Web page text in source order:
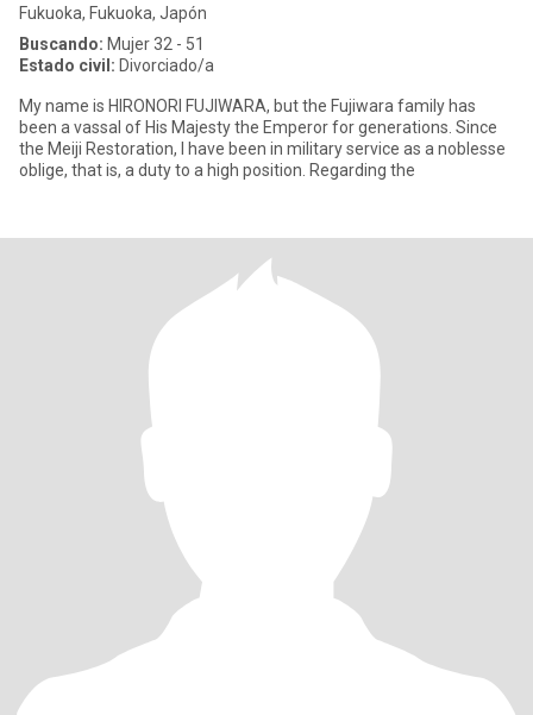
Fukuoka, Fukuoka, Japón
Buscando: Mujer 32 - 51
Estado civil: Divorciado/a
My name is HIRONORI FUJIWARA, but the Fujiwara family has
been a vassal of His Majesty the Emperor for generations. Since
the Meiji Restoration, I have been in military service as a noblesse
oblige, that is, a duty to a high position. Regarding the